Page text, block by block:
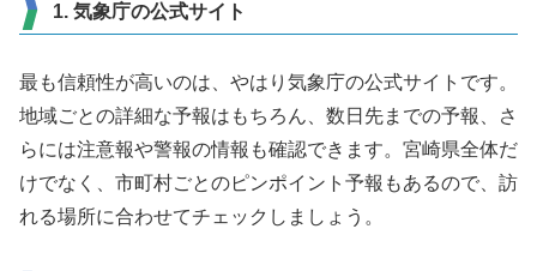
1. 気象庁の公式サイト
最も信頼性が高いのは、やはり気象庁の公式サイトです。
地域ごとの詳細な予報はもちろん、数日先までの予報、さ
らには注意報や警報の情報も確認できます。宮崎県全体だ
けでなく、市町村ごとのピンポイント予報もあるので、訪
れる場所に合わせてチェックしましょう。